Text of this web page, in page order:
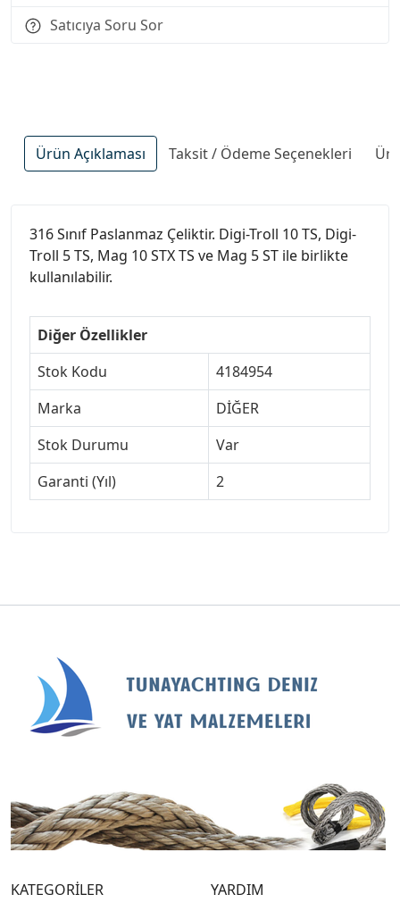
Satıcıya Soru Sor
Ürün Açıklaması Taksit / Ödeme Seçenekleri
316 Sınıf Paslanmaz Çeliktir. Digi-Troll 10 TS, Digi-
Troll 5 TS, Mag 10 STX TS ve Mag 5 ST ile birlikte
kullanılabilir.
Diğer Özellikler
Stok Kodu
4184954
Marka
DİĞER
Stok Durumu
Var
Garanti (Yıl)
2
KATEGORİLER YARDIM